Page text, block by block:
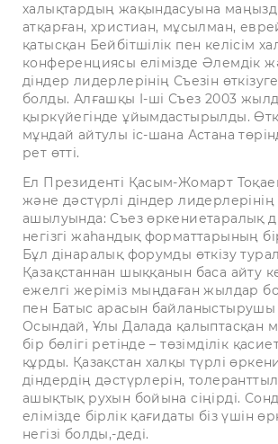
халықтардың жақындасуына
атқарған, христиан, мұсылман,
қатысқан Бейбітшілік пен келісім
конференциясы елімізде Әлемдік
діндер лидерлерінің Съезін
болды. Алғашқы I-ші Съез 2003
қыркүйегінде ұйымдастырылды.
мұндай айтулы іс-шана Астана
рет өтті.
Ел Президенті Қасым-Жомарт
және дәстүрлі діндер лидерлерінің
ашылуында: Съез өркениетаралық
негізгі жаһандық форматтарының
Бұл дінаралық форумды өткізу
Қазақстаннан шыққанын баса айту
ежелгі жеріміз мыңдаған жылдар
пен Батыс арасын байланыстырушы
Осындай, Ұлы Далада қалыптасқан
бір бөлігі ретінде – төзімділік
құрды. Қазақстан халқы түрлі
діндердің дәстүрлерін,
ашықтық рухын бойына сіңірді.
елімізде бірлік қағидаты біз үшін
негізі болды,-деді.